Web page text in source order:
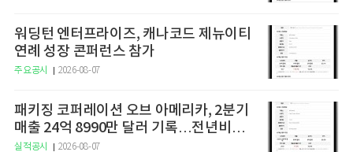
워딩턴 엔터프라이즈, 캐나코드 제뉴이티
연례 성장 콘퍼런스 참가
주요공시 2026-08-07
패키징 코퍼레이션 오브 아메리카, 2분기
매출 24억 8990만 달러 기록…전년비
14.7% 증가
실적공시 2026-08-07